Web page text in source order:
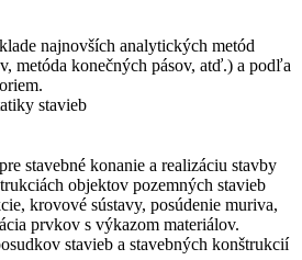
najnovších analytických metód
metóda konečných pásov, atď.) a podľa
stavieb
stavebné konanie a realizáciu stavby
objektov pozemných stavieb
krovové sústavy, posúdenie muriva,
prvkov s výkazom materiálov.
stavieb a stavebných konštrukcií